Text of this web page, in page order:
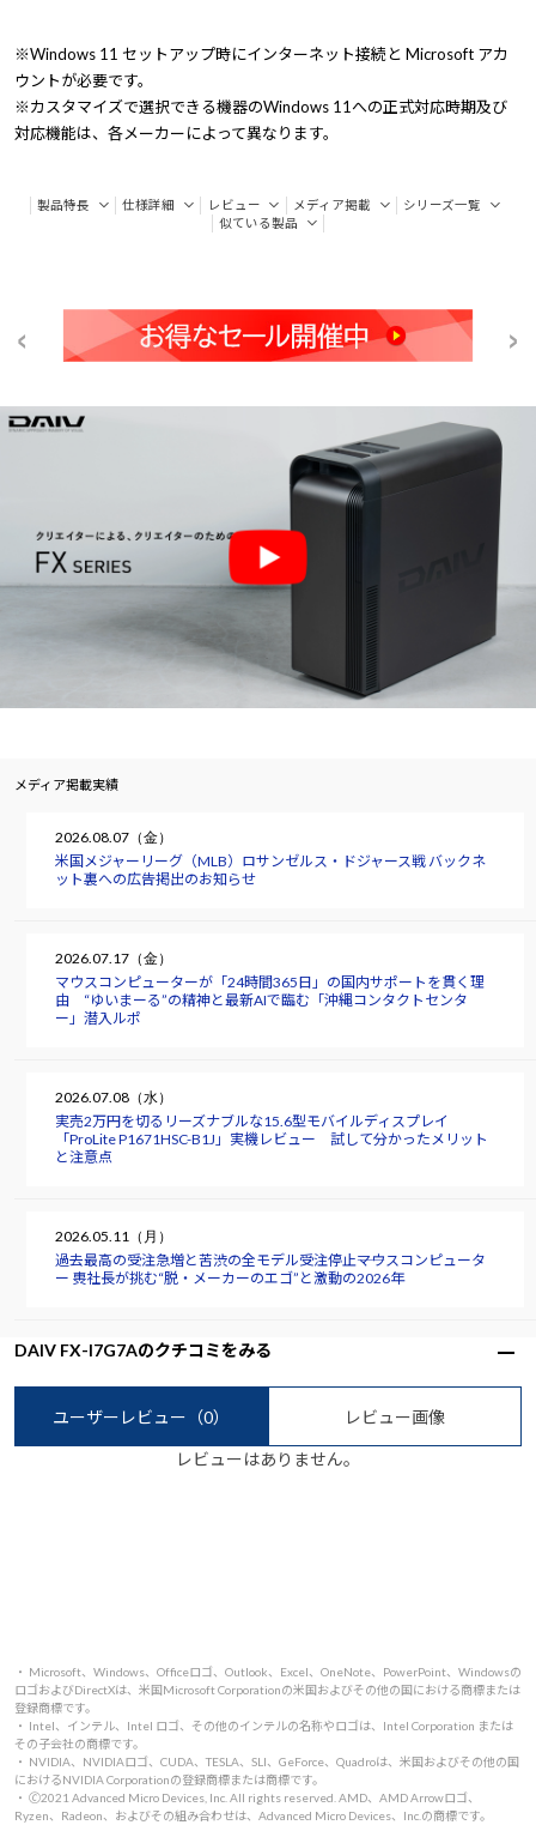
※Windows 11 セットアップ時にインターネット接続と Microsoft アカ
ウントが必要です。
※カスタマイズで選択できる機器のWindows 11への正式対応時期及び
対応機能は、各メーカーによって異なります。
製品特長 仕様詳細 レビュー メディア掲載
シリーズ一覧
似ている製品
メディア掲載実績
2026.08.07（金）
米国メジャーリーグ（MLB）ロサンゼルス・ドジャース戦 バックネ
ット裏への広告掲出のお知らせ
2026.07.17（金）
マウスコンピューターが「24時間365日」の国内サポートを貫く理
由 “ゆいまーる”の精神と最新AIで臨む「沖縄コンタクトセンタ
ー」潜入ルポ
2026.07.08（水）
実売2万円を切るリーズナブルな15.6型モバイルディスプレイ
「ProLite P1671HSC-B1J」実機レビュー 試して分かったメリット
と注意点
2026.05.11（月）
過去最高の受注急増と苦渋の全モデル受注停止――マウスコンピュータ
ー 軣社長が挑む“脱・メーカーのエゴ”と激動の2026年
DAIV FX-I7G7Aのクチコミをみる
ユーザーレビュー （0） レビュー画像
レビューはありません。
・ Microsoft、Windows、Officeロゴ、Outlook、Excel、OneNote、PowerPoint、Windowsの
ロゴおよびDirectXは、米国Microsoft Corporationの米国およびその他の国における商標または
登録商標です。
・ Intel、インテル、Intel ロゴ、その他のインテルの名称やロゴは、Intel Corporation または
その子会社の商標です。
・ NVIDIA、NVIDIAロゴ、CUDA、TESLA、SLI、GeForce、Quadroは、米国およびその他の国
におけるNVIDIA Corporationの登録商標または商標です。
・ 🄫2021 Advanced Micro Devices, Inc. All rights reserved. AMD、AMD Arrowロゴ、
Ryzen、Radeon、およびその組み合わせは、Advanced Micro Devices、Inc.の商標です。